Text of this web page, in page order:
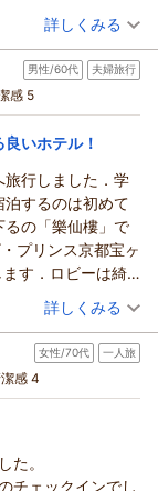
ので見れないの
泊まりたいと思
投稿日：2026/05/07）
自然が寄り添う、京
)
詳しくみる
男性/60代 夫婦旅行
感 5
いホテル！
行しました．学
するのは初めて
るの「樂仙樓」で
プリンス京都宝ヶ
す．ロビーは綺
美人スタッフを
的確です．8階の
とができます．
クラブラウンジで
ます．お目当て
で，ビール・赤ワ
ですが，味は良
た．翌朝は1階の
投稿日：2026/04/13）
（クラブラウンジ
朝のみ
詳しくみる
女性/70代 一人旅
感 4
た。
チェックインでし